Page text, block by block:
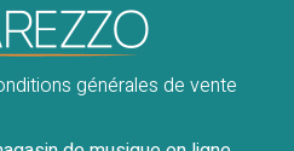
générales de vente